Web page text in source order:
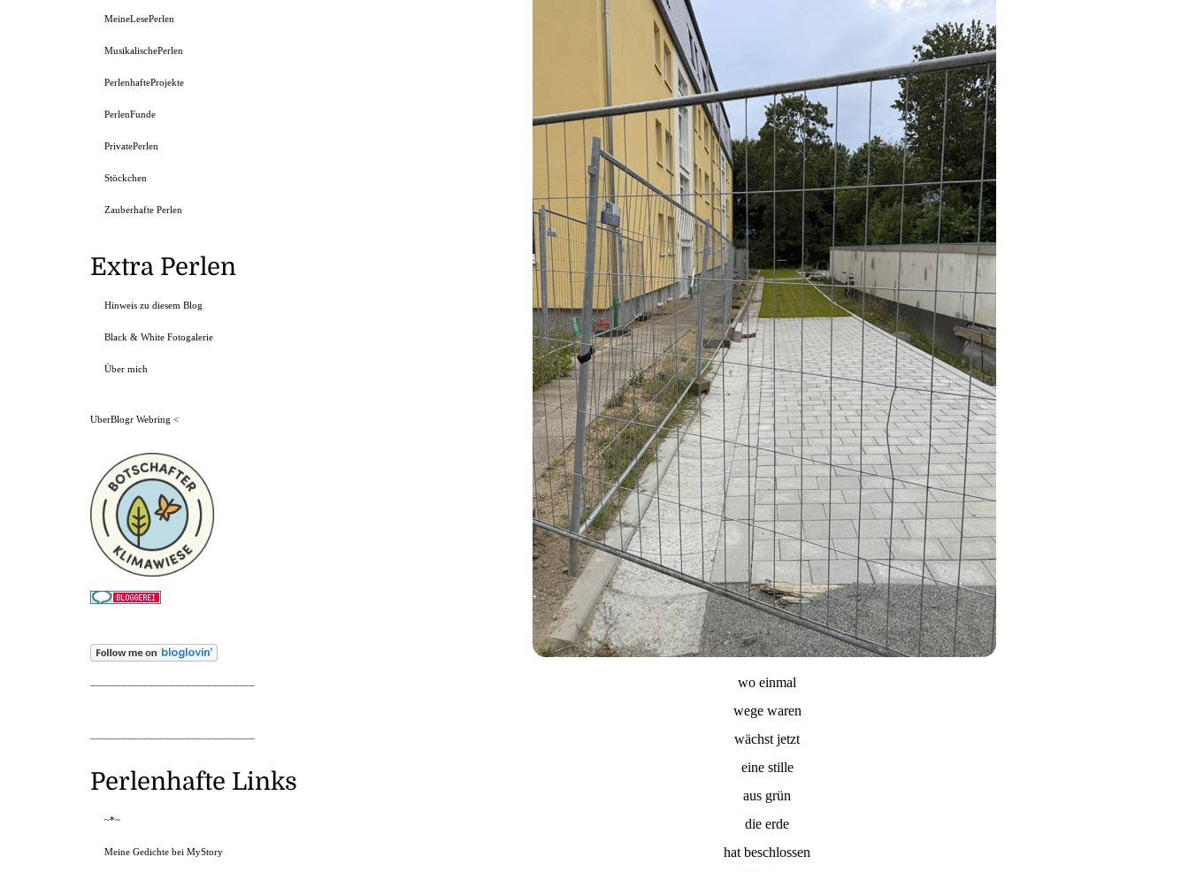
wo einmal
wege waren
wächst jetzt
eine stille
aus grün
die erde
hat beschlossen
MeineLesePerlen
MusikalischePerlen
PerlenhafteProjekte
PerlenFunde
PrivatePerlen
Stöckchen
Zauberhafte Perlen
Extra Perlen
Hinweis zu diesem Blog
Black & White Fotogalerie
Über mich
UberBlogr Webring <
Perlenhafte Links
~*~
Meine Gedichte bei MyStory